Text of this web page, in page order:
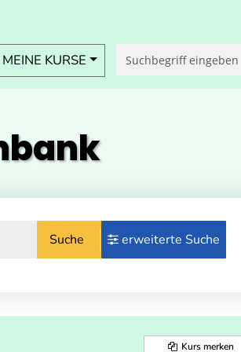
KURSE
Suche erweiterte Suche
Kurs merken